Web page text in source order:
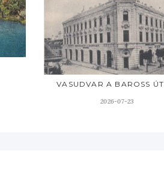
VASUDVAR A BAROSS
2026-07-23